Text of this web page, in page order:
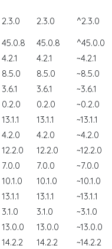
2.3.0 2.3.0 ^2.3.0
45.0.8 45.0.8 ^45.0.0
4.2.1 4.2.1 ~4.2.1
8.5.0 8.5.0 ~8.5.0
3.6.1 3.6.1 ~3.6.1
0.2.0 0.2.0 ~0.2.0
13.1.1 13.1.1 ~13.1.1
4.2.0 4.2.0 ~4.2.0
12.2.0 12.2.0 ~12.2.0
7.0.0 7.0.0 ~7.0.0
10.1.0 10.1.0 ~10.1.0
13.1.1 13.1.1 ~13.1.1
3.1.0 3.1.0 ~3.1.0
13.0.0 13.0.0 ~13.0.0
14.2.2 14.2.2 ~14.2.2